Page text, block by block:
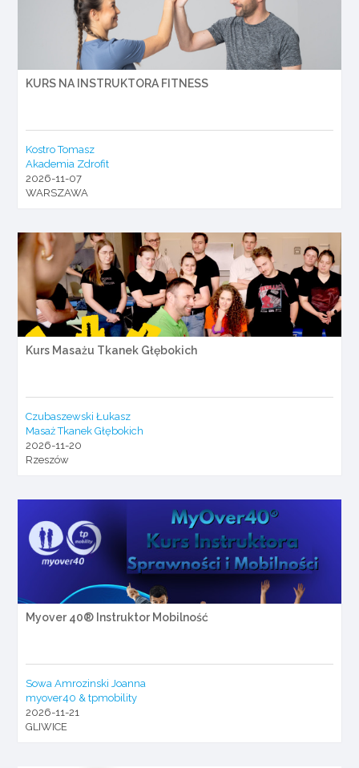
KURS NA INSTRUKTORA FITNESS
Kostro Tomasz
Akademia Zdrofit
2026-11-07
WARSZAWA
Kurs Masażu Tkanek Głębokich
Czubaszewski Łukasz
Masaż Tkanek Głębokich
2026-11-20
Rzeszów
Myover 40® Instruktor Mobilność
Sowa Amrozinski Joanna
myover40 & tpmobility
2026-11-21
GLIWICE